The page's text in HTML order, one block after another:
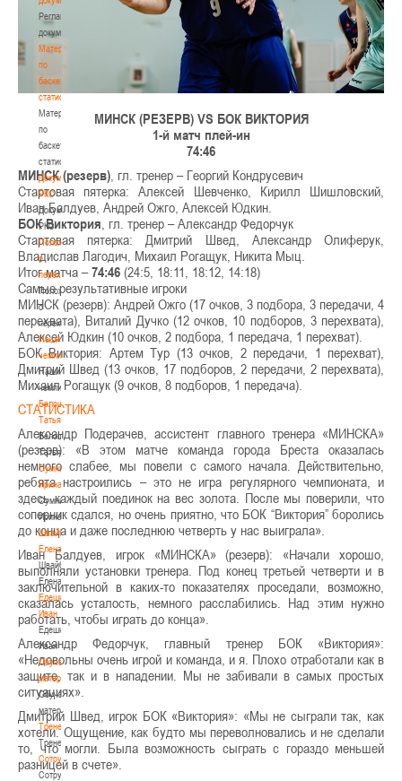
Регламентирующие
документы
Материалы
по
баскетбольной
статистике
Материалы
по
баскетбольной
статистике
Документы
РКС
Документы
РКС
Положение
о
переходах
Положение
о
переходах
Наши
чемпионы
Наши
чемпионы
Белошапко
Татьяна
Белошапко
Татьяна
Сумникова
Ирина
Сумникова
Ирина
Швайбович
Елена
Швайбович
Елена
Едешко
Иван
Едешко
Иван
Обучающие
материалы
Обучающие
материалы
Тренерам
Тренерам
Сотрудничество
Сотрудничество
МИНСК (РЕЗЕРВ) VS БОК ВИКТОРИЯ
1-й матч плей-ин
74:46
МИНСК (резерв) , гл. тренер – Георгий Кондрусевич
Стартовая пятерка: Алексей Шевченко, Кирилл Шишловский,
Иван Балдуев, Андрей Ожго, Алексей Юдкин.
БОК Виктория , гл. тренер – Александр Федорчук
Стартовая пятерка: Дмитрий Швед, Александр Олиферук,
Владислав Лагодич, Михаил Рогащук, Никита Мыц.
Итог матча –74:46 (24:5, 18:11, 18:12, 14:18)
Самые результативные игроки
МИНСК (резерв): Андрей Ожго (17 очков, 3 подбора, 3 передачи, 4
перехвата), Виталий Дучко (12 очков, 10 подборов, 3 перехвата),
Алексей Юдкин (10 очков, 2 подбора, 1 передача, 1 перехват).
БОК Виктория: Артем Тур (13 очков, 2 передачи, 1 перехват),
Дмитрий Швед (13 очков, 17 подборов, 2 передачи, 2 перехвата),
Михаил Рогащук (9 очков, 8 подборов, 1 передача).
СТАТИСТИКА
Александр Подерачев, ассистент главного тренера «МИНСКА»
(резерв): «В этом матче команда города Бреста оказалась
немного слабее, мы повели с самого начала. Действительно,
ребята настроились – это не игра регулярного чемпионата, и
здесь каждый поединок на вес золота. После мы поверили, что
соперник сдался, но очень приятно, что БОК “Виктория” боролись
до конца и даже последнюю четверть у нас выиграла».
Иван Балдуев, игрок «МИНСКА» (резерв): «Начали хорошо,
выполняли установки тренера. Под конец третьей четверти и в
заключительной в каких-то показателях проседали, возможно,
сказалась усталость, немного расслабились. Над этим нужно
работать, чтобы играть до конца».
Александр Федорчук, главный тренер БОК «Виктория»:
«Недовольны очень игрой и команда, и я. Плохо отработали как в
защите, так и в нападении. Мы не забивали в самых простых
ситуациях».
Дмитрий Швед, игрок БОК «Виктория»: «Мы не сыграли так, как
хотели. Ощущение, как будто мы переволновались и не сделали
то, что могли. Была возможность сыграть с гораздо меньшей
разницей в счете».